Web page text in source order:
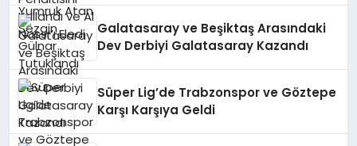
Galatasaray ve Beşiktaş Arasındaki
Dev Derbiyi Galatasaray Kazandı
Süper Lig’de Trabzonspor ve Göztepe
Karşı Karşıya Geldi